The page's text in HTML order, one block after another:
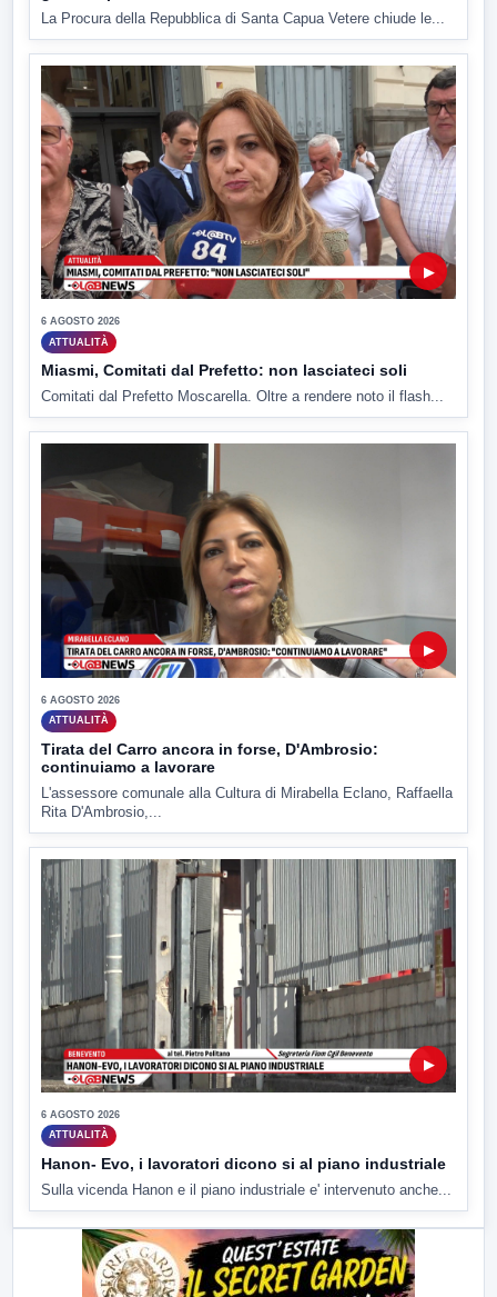
La Procura della Repubblica di Santa Capua Vetere chiude le...
▶
6 AGOSTO 2026
ATTUALITÀ
Miasmi, Comitati dal Prefetto: non lasciateci soli
Comitati dal Prefetto Moscarella. Oltre a rendere noto il flash...
▶
6 AGOSTO 2026
ATTUALITÀ
Tirata del Carro ancora in forse, D'Ambrosio:
continuiamo a lavorare
L'assessore comunale alla Cultura di Mirabella Eclano, Raffaella
Rita D'Ambrosio,...
▶
6 AGOSTO 2026
ATTUALITÀ
Hanon- Evo, i lavoratori dicono si al piano industriale
Sulla vicenda Hanon e il piano industriale e' intervenuto anche...